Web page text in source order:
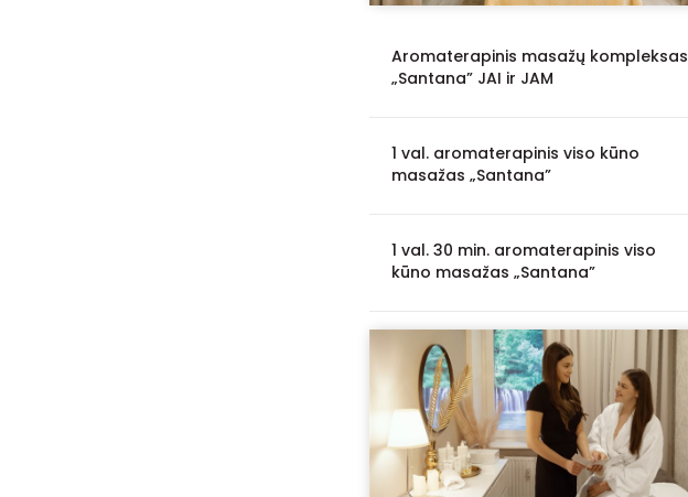
Aromaterapinis masažų kompleksas
„Santana” JAI ir JAM
1 val. aromaterapinis viso kūno
masažas „Santana”
1 val. 30 min. aromaterapinis viso
kūno masažas „Santana”